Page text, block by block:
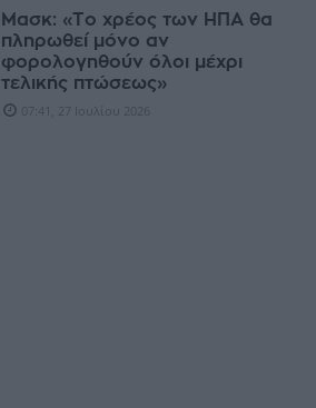
Μασκ: «Το χρέος των ΗΠΑ θα
πληρωθεί μόνο αν
φορολογηθούν όλοι μέχρι
τελικής πτώσεως»
07:41, 27 Ιουλίου 2026